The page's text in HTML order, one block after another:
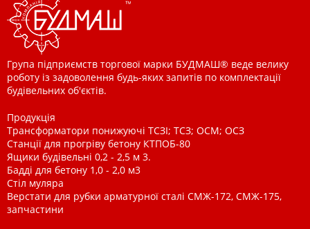
Група підприємств торгової марки БУДМАШ® веде велику
роботу із задоволення будь-яких запитів по комплектації
будівельних об'єктів.
Продукція
Трансформатори понижуючі ТСЗІ; ТСЗ; ОСМ; ОСЗ
Станції для прогріву бетону КТПОБ-80
Ящики будівельні 0,2 - 2,5 м 3.
Бадді для бетону 1,0 - 2,0 м3
Стіл муляра
Верстати для рубки арматурної сталі СМЖ-172, СМЖ-175,
запчастини